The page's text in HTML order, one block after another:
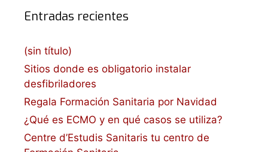
Entradas recientes
(sin título)
Sitios donde es obligatorio instalar
desfibriladores
Regala Formación Sanitaria por Navidad
¿Qué es ECMO y en qué casos se utiliza?
Centre d’Estudis Sanitaris tu centro de